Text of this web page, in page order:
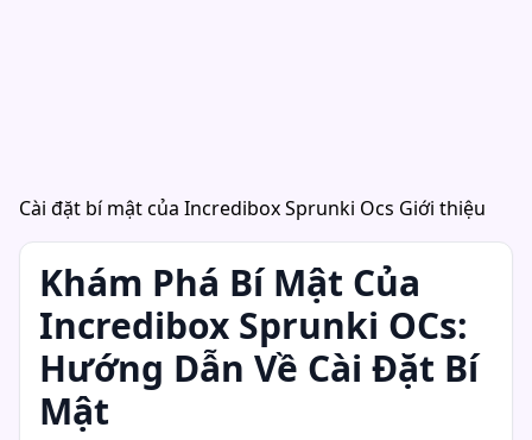
Cài đặt bí mật của Incredibox Sprunki Ocs Giới thiệu
Khám Phá Bí Mật Của
Incredibox Sprunki OCs:
Hướng Dẫn Về Cài Đặt Bí
Mật